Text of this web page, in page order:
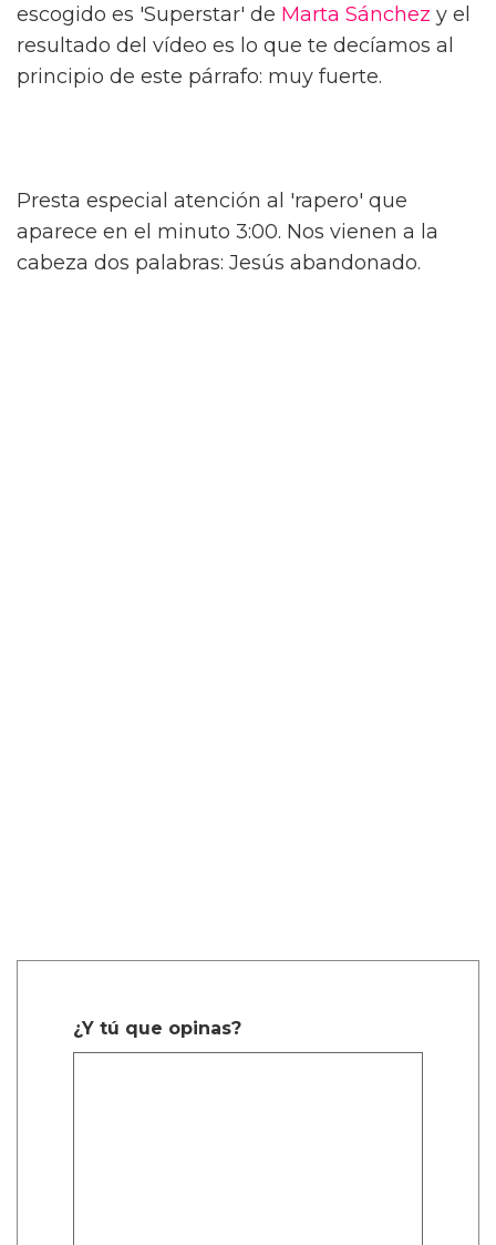
escogido es 'Superstar' de Marta Sánchez y el
resultado del vídeo es lo que te decíamos al
principio de este párrafo: muy fuerte.
Presta especial atención al 'rapero' que
aparece en el minuto 3:00. Nos vienen a la
cabeza dos palabras: Jesús abandonado.
¿Y tú que opinas?